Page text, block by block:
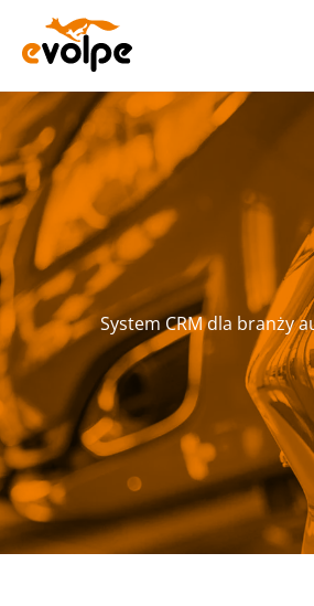
Przejdź
System CRM dla branży